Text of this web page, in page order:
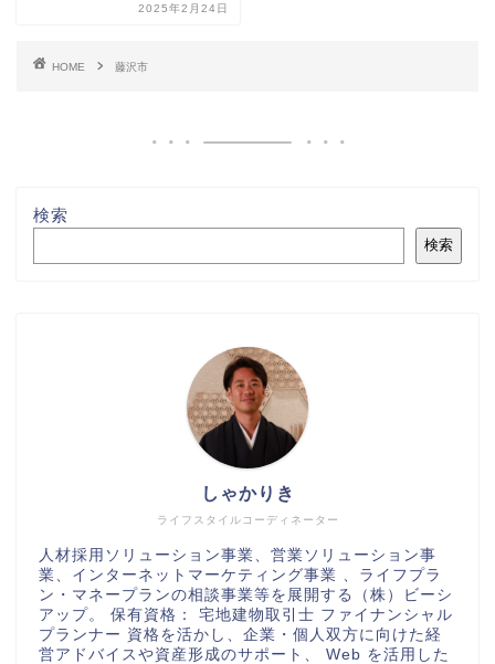
2025年2月24日
HOME 藤沢市
検索
検索
ライフスタイルコーディネーター
しゃかりき
人材採用ソリューション事業、営業ソリューション事
業、インターネットマーケティング事業 、ライフプラ
ン・マネープランの相談事業等を展開する（株）ビーシ
アップ。 保有資格： 宅地建物取引士 ファイナンシャル
プランナー 資格を活かし、企業・個人双方に向けた経
営アドバイスや資産形成のサポート、 Web を活用した